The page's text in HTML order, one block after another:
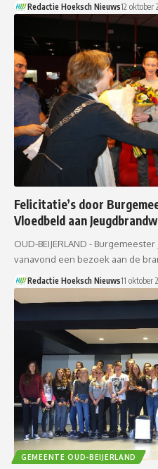
Redactie Hoeksch Nieuws12 oktober
Felicitatie’s door
Vloedbeld aan
OUD-BEIJERLAND -
vanavond een bezoek aan de
Redactie Hoeksch Nieuws11 oktober
GEMEENTE OUD-BEIJERLAND